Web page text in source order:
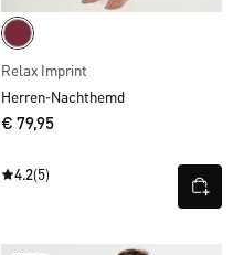
Relax Imprint
Herren-Nachthemd
€ 79,95
4.2(5)